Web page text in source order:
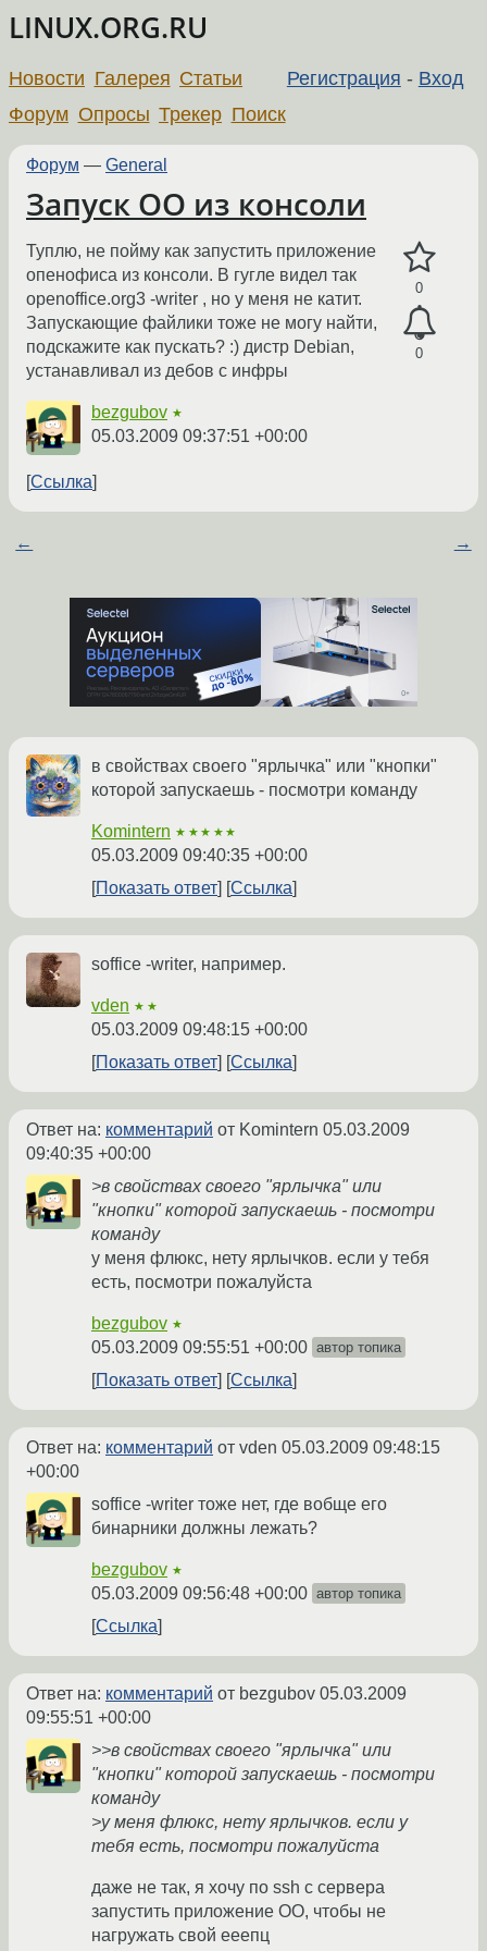
LINUX.ORG.RU
Регистрация - Вход
Новости Галерея Статьи
Форум Опросы Трекер Поиск
Форум — General
Запуск OO из консоли
0
0
Туплю, не пойму как запустить приложение
опенофиса из консоли. В гугле видел так
openoffice.org3 -writer , но у меня не катит.
Запускающие файлики тоже не могу найти,
подскажите как пускать? :) дистр Debian,
устанавливал из дебов с инфры
bezgubov ★
05.03.2009 09:37:51 +00:00
Ссылка
← →
в свойствах своего "ярлычка" или "кнопки"
которой запускаешь - посмотри команду
Komintern ★★★★★
05.03.2009 09:40:35 +00:00
Показать ответ
Ссылка
soffice -writer, например.
vden ★★
05.03.2009 09:48:15 +00:00
Показать ответ
Ссылка
Ответ на: комментарий от Komintern 05.03.2009
09:40:35 +00:00
>в свойствах своего "ярлычка" или
"кнопки" которой запускаешь - посмотри
команду
у меня флюкс, нету ярлычков. если у тебя
есть, посмотри пожалуйста
bezgubov ★
05.03.2009 09:55:51 +00:00 автор топика
Показать ответ Ссылка
Ответ на: комментарий от vden 05.03.2009 09:48:15
+00:00
soffice -writer тоже нет, где вобще его
бинарники должны лежать?
bezgubov ★
05.03.2009 09:56:48 +00:00 автор топика
Ссылка
Ответ на: комментарий от bezgubov 05.03.2009
09:55:51 +00:00
>>в свойствах своего "ярлычка" или
"кнопки" которой запускаешь - посмотри
команду
>у меня флюкс, нету ярлычков. если у
тебя есть, посмотри пожалуйста
даже не так, я хочу по ssh с сервера
запустить приложение ОО, чтобы не
нагружать свой ееепц